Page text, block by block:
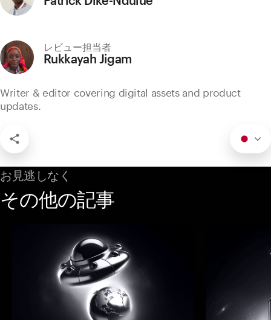
レビュー担当者
Rukkayah Jigam
Writer & editor covering digital assets and product
updates.
お見逃しなく
その他の記事